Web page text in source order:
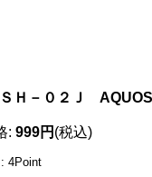
Ｈ－０２Ｊ
: 999円 (税込)
: 4Point